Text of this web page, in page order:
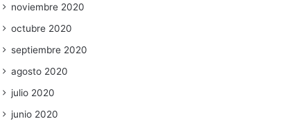
noviembre 2020
octubre 2020
septiembre 2020
agosto 2020
julio 2020
junio 2020